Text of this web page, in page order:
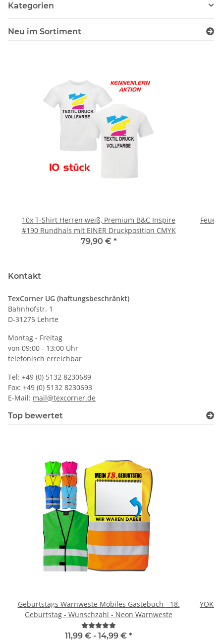
Kategorien
Neu im Sortiment
10x T-Shirt Herren weiß, Premium B&C Inspire
#190 Rundhals mit EINER Druckposition CMYK
79,90 € *
Kontakt
TexCorner UG (haftungsbeschränkt)
Bahnhofstr. 1
D-31275 Lehrte
Montag - Freitag
von 09:00 - 13:00 Uhr
telefonisch erreichbar
Tel: +49 (0) 5132 8230689
Fax: +49 (0) 5132 8230693
E-Mail: mail@texcorner.de
Top bewertet
Geburtstags Warnweste Mobiles Gästebuch - 18.
Geburtstag - Wunschzahl - Neon Warnweste
11,99 € - 14,99 € *